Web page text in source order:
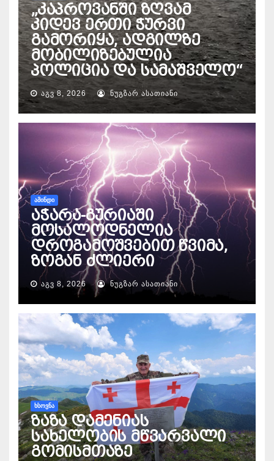
„კაპროვანში ზღვამ
კიდევ ერთი ჭურვი
გამორიყა, ადგილზე
მობილიზებულია
პოლიცია და სამაშველო“
ᲐᲒᲕ 8, 2026 ᲜᲣᲒᲖᲐᲠ ᲐᲡᲐᲗᲘᲐᲜᲘ
ᲐᲛᲘᲜᲓᲘ
აჭარა-გურიაში
მოსალოდნელია
დროგამოშვებით წვიმა,
ზოგან ძლიერი
ᲐᲒᲕ 8, 2026 ᲜᲣᲒᲖᲐᲠ ᲐᲡᲐᲗᲘᲐᲜᲘ
ᲮᲡᲝᲕᲜᲐ
ზაზა დამენიას
სახელობის მწვარვალი
გომისმთაზე